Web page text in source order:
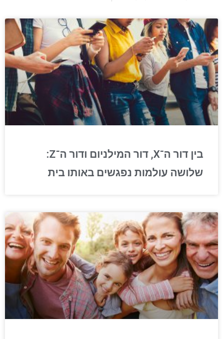
בין דור ה־X, דור המילניום ודור ה־Z:
שלושה עולמות נפגשים באותו בית